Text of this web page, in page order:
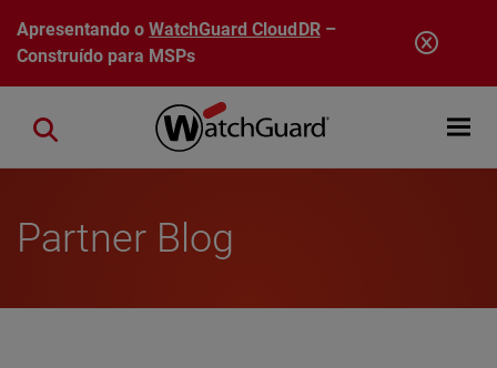
Pular para o conteúdo principal
Apresentando oWatchGuard CloudDR–
Construído para MSPs
Open
Close search
Partner Blog